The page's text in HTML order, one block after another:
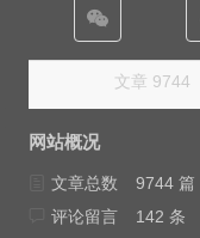
文章 9744
网站概况
文章总数
9744 篇
评论留言
142 条